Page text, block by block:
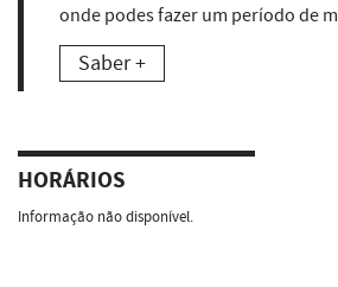
onde podes fazer um período de
Saber +
HORÁRIOS
Informação não disponível.